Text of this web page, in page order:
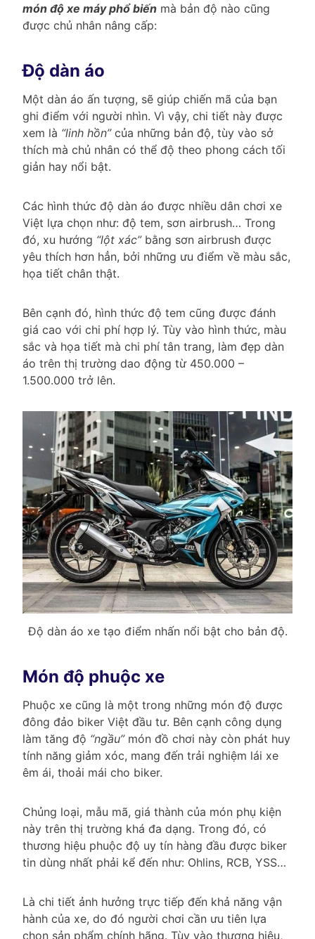
món độ xe máy phổ biến mà bản độ nào cũng
được chủ nhân nâng cấp:
Độ dàn áo
Một dàn áo ấn tượng, sẽ giúp chiến mã của bạn
ghi điểm với người nhìn. Vì vậy, chi tiết này được
xem là “linh hồn”của những bản độ, tùy vào sở
thích mà chủ nhân có thể độ theo phong cách tối
giản hay nổi bật.
Các hình thức độ dàn áo được nhiều dân chơi xe
Việt lựa chọn như: độ tem, sơn airbrush… Trong
đó, xu hướng “lột xác”bằng sơn airbrush được
yêu thích hơn hẳn, bởi những ưu điểm về màu sắc,
họa tiết chân thật.
Bên cạnh đó, hình thức độ tem cũng được đánh
giá cao với chi phí hợp lý. Tùy vào hình thức, màu
sắc và họa tiết mà chi phí tân trang, làm đẹp dàn
áo trên thị trường dao động từ 450.000 –
1.500.000 trở lên.
Độ dàn áo xe tạo điểm nhấn nổi bật cho bản độ.
Món độ phuộc xe
Phuộc xe cũng là một trong những món độ được
đông đảo biker Việt đầu tư. Bên cạnh công dụng
làm tăng độ “ngầu”món đồ chơi này còn phát huy
tính năng giảm xóc, mang đến trải nghiệm lái xe
êm ái, thoải mái cho biker.
Chủng loại, mẫu mã, giá thành của món phụ kiện
này trên thị trường khá đa dạng. Trong đó, có
thương hiệu phuộc độ uy tín hàng đầu được biker
tin dùng nhất phải kể đến như: Ohlins, RCB, YSS…
Là chi tiết ảnh hưởng trực tiếp đến khả năng vận
hành của xe, do đó người chơi cần ưu tiên lựa
chọn sản phẩm chính hãng. Tùy vào thương hiệu,